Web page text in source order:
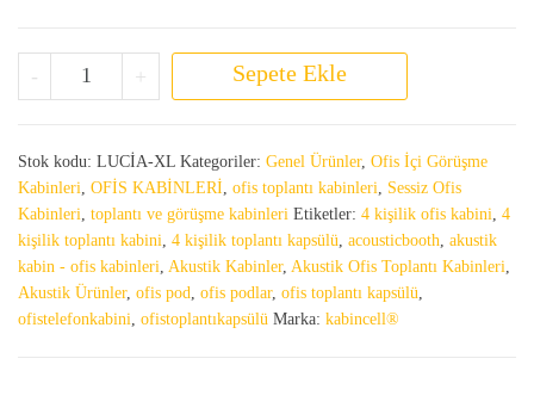
- Ofis Toplantı Kabini Lucia Xl Pod adet
+ Sepete Ekle
Stok kodu: LUCİA-XL Kategoriler: Genel Ürünler, Ofis İçi Görüşme
Kabinleri OFİS KABİNLERİ ofis toplantı kabinleri
Sessiz Ofis
Kabinleri toplantı ve görüşme kabinleri Etiketler: 4 kişilik ofis kabini 4
kişilik toplantı kabini 4 kişilik toplantı kapsülü acousticbooth akustik
kabin - ofis kabinleri Akustik Kabinler, Akustik Ofis Toplantı Kabinleri
Akustik Ürünler, ofis pod ofis podlar, ofis toplantı kapsülü
ofistelefonkabini ofistoplantıkapsülü Marka: kabincell®